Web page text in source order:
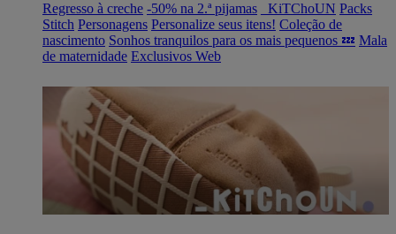
Regresso à creche -50% na 2.ª pijamas _KiTChoUN Packs
Stitch Personagens Personalize seus itens! Coleção de
nascimento Sonhos tranquilos para os mais pequenos 💤 Mala
de maternidade Exclusivos Web